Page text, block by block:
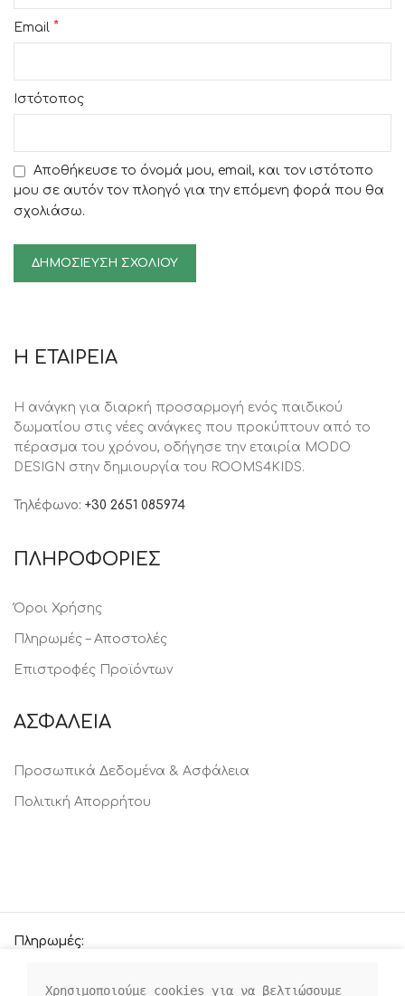
Email *
Ιστότοπος
Αποθήκευσε το όνομά μου, email, και τον ιστότοπο
μου σε αυτόν τον πλοηγό για την επόμενη φορά που θα
σχολιάσω.
Η ΕΤΑΙΡΕΙΑ
Η ανάγκη για διαρκή προσαρμογή ενός παιδικού
δωματίου στις νέες ανάγκες που προκύπτουν από το
πέρασμα του χρόνου, oδήγησε την εταιρία MODO
DESIGN στην δημιουργία του ROOMS4KIDS.
Τηλέφωνο: +30 2651 085974
ΠΛΗΡΟΦΟΡΙΕΣ
Όροι Χρήσης
Πληρωμές – Αποστολές
Επιστροφές Προϊόντων
ΑΣΦΑΛΕΙΑ
Προσωπικά Δεδομένα & Ασφάλεια
Πολιτική Απορρήτου
Πληρωμές:
Χρησιμοποιούμε cookies για να βελτιώσουμε